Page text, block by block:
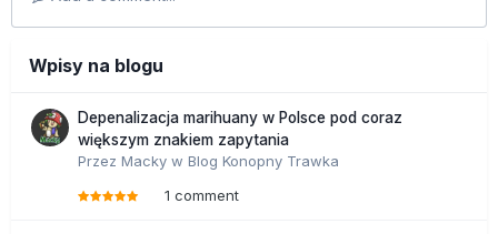
Wpisy na blogu
Depenalizacja marihuany w Polsce pod coraz
większym znakiem zapytania
Przez Macky w Blog Konopny Trawka
1 comment